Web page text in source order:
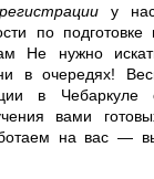
у
по подготовке
Не нужно
в очередях!
в Чебаркуле
вами
на вас —